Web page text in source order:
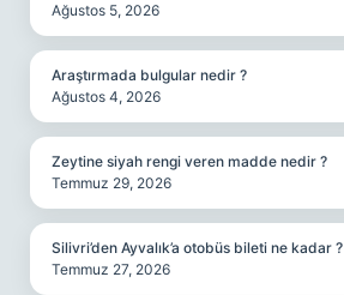
Ağustos 5, 2026
Araştırmada bulgular nedir ?
Ağustos 4, 2026
Zeytine siyah rengi veren madde nedir ?
Temmuz 29, 2026
Silivri’den Ayvalık’a otobüs bileti ne kadar ?
Temmuz 27, 2026